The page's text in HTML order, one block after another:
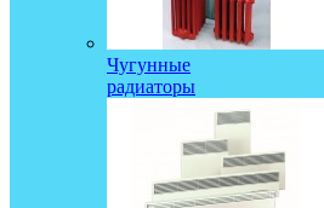
Чугунные
радиаторы